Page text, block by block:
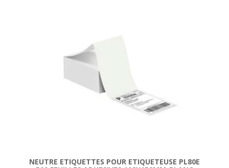
NEUTRE ETIQUETTES POUR ETIQUETEUSE PL80E